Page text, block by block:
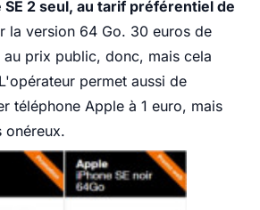
2 seul, au tarif préférentiel de
la version 64 Go. 30 euros de
prix public, donc, mais cela
permet aussi de
téléphone Apple à 1 euro, mais
onéreux.